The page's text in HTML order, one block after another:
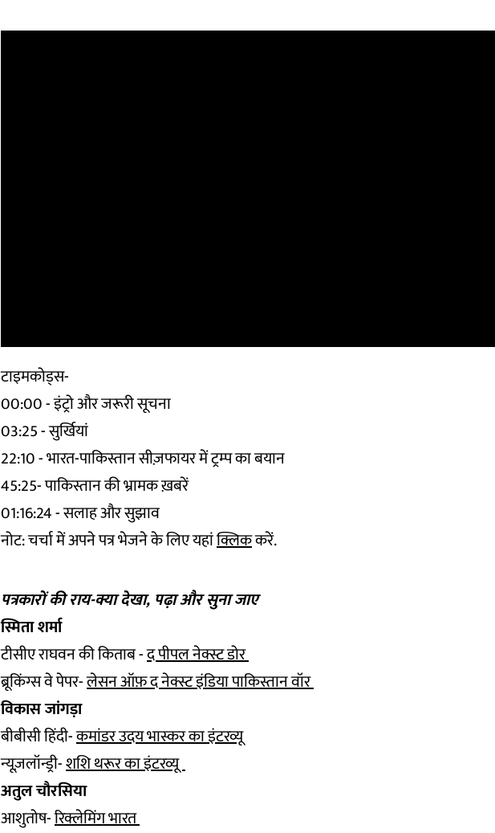
टाइमकोड्स-
00:00 - इंट्रो और जरूरी सूचना
03:25 - सुर्खियां
22:10 - भारत-पाकिस्तान सीज़फायर में ट्रम्प का बयान
45:25- पाकिस्तान की भ्रामक ख़बरें
01:16:24 - सलाह और सुझाव
नोट: चर्चा में अपने पत्र भेजने के लिए यहांक्लिककरें.
पत्रकारों की राय-क्या देखा, पढ़ा और सुना जाए
स्मिता शर्मा
टीसीए राघवन की किताब -द पीपल नेक्स्ट डोर
ब्रूकिंग्स वे पेपर-लेसन ऑफ़ द नेक्स्ट इंडिया पाकिस्तान वॉर
विकास जांगड़ा
बीबीसी हिंदी-कमांडर उदय भास्कर का इंटरव्यू
न्यूज़लॉन्ड्री-शशि थरूर का इंटरव्यू
अतुल चौरसिया
आशुतोष-रिक्लेमिंग भारत